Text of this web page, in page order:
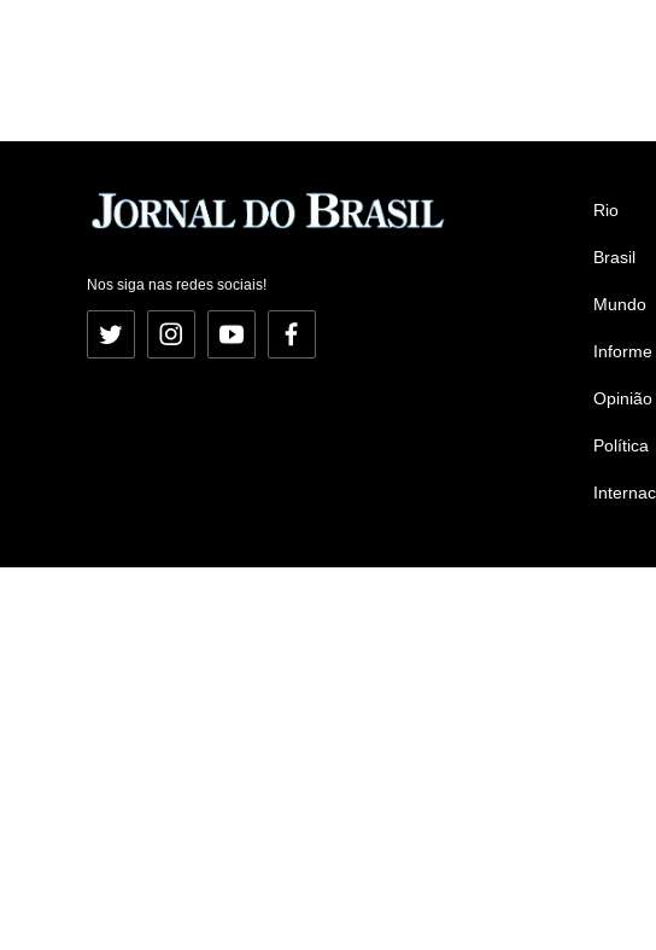
Nos siga nas redes sociais!
Twitter InstagramYouTubeFacebook
Rio
Brasil
Mundo
Informe
Opinião
Política